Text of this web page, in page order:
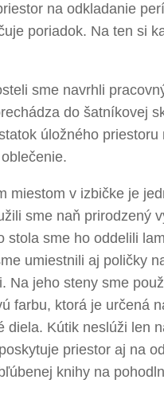
na odkladanie
poriadok. Na ten si
sme navrhli
do šatníkovej
úložného priestoru
miestom v izbičke je
sme naň prirodzený
stola sme ho oddelili
umiestnili aj poličky
Na jeho steny sme
farbu, ktorá je určená
diela. Kútik neslúži len
priestor aj na
knihy na